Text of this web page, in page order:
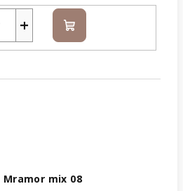
+ Do
košíku
Mramor mix 08